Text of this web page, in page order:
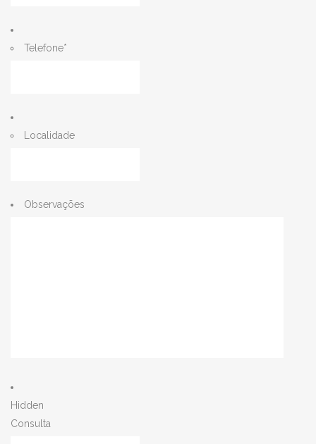
Telefone*
Localidade
Observações
Hidden
Consulta